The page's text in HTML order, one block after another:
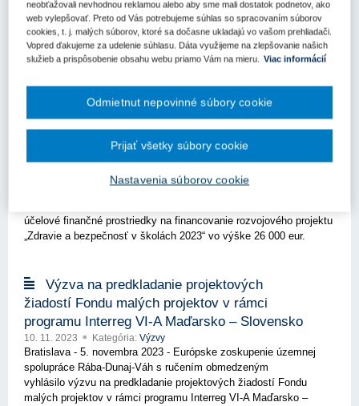
30. 11. 2023 Kategória:Výzvy
Bratislava - 26. novembra 2023 - Fond na podporu športu v
nadväznosti na uznesenie správnej rady Fond na podporu športu
zo dňa 9. novembra 2023 zverejnil štvrtú výzvu na predkladanie
Vyhlásili výzvu Zdravie a bezpečnosť v
školách 2023
Kategória:Výzvy
účelové finančné prostriedky na financovanie rozvojového projektu
„Zdravie a bezpečnosť v školách 2023“ vo výške 26 000 eur.
Výzva na predkladanie projektových
žiadostí Fondu malých projektov v rámci
programu Interreg VI-A Maďarsko – Slovensko
10. 11. 2023 Kategória: Výzvy
Bratislava - 5. novembra 2023 - Európske zoskupenie územnej
spolupráce Rába-Dunaj-Váh s ručením obmedzeným
vyhlásilo výzvu na predkladanie projektových žiadostí Fondu
malých projektov v rámci programu Interreg VI-A Maďarsko –
neobťažovali nevhodnou reklamou alebo aby sme mali dostatok podnetov, ako
web vylepšovať. Preto od Vás potrebujeme súhlas so spracovaním súborov
cookies, t. j. malých súborov, ktoré sa dočasne ukladajú vo vašom prehliadači.
Vopred ďakujeme za udelenie súhlasu. Dáta využijeme na zlepšovanie našich
služieb a prispôsobenie obsahu webu priamo Vám na mieru. Viac informácií
Nastavenia súborov cookie
Odmietnut nepovinné súbory cookie
Prijať všetky súbory cookie